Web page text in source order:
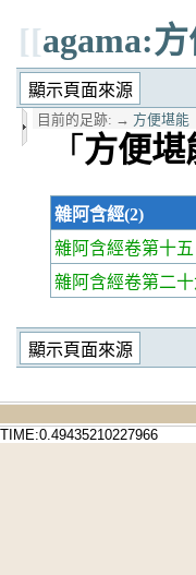
[[agama:
目前的足跡: → 方便堪能
「 方便堪
雜阿含經(2)
雜阿含經卷第十五
雜阿含經卷第二
TIME:0.49435210227966